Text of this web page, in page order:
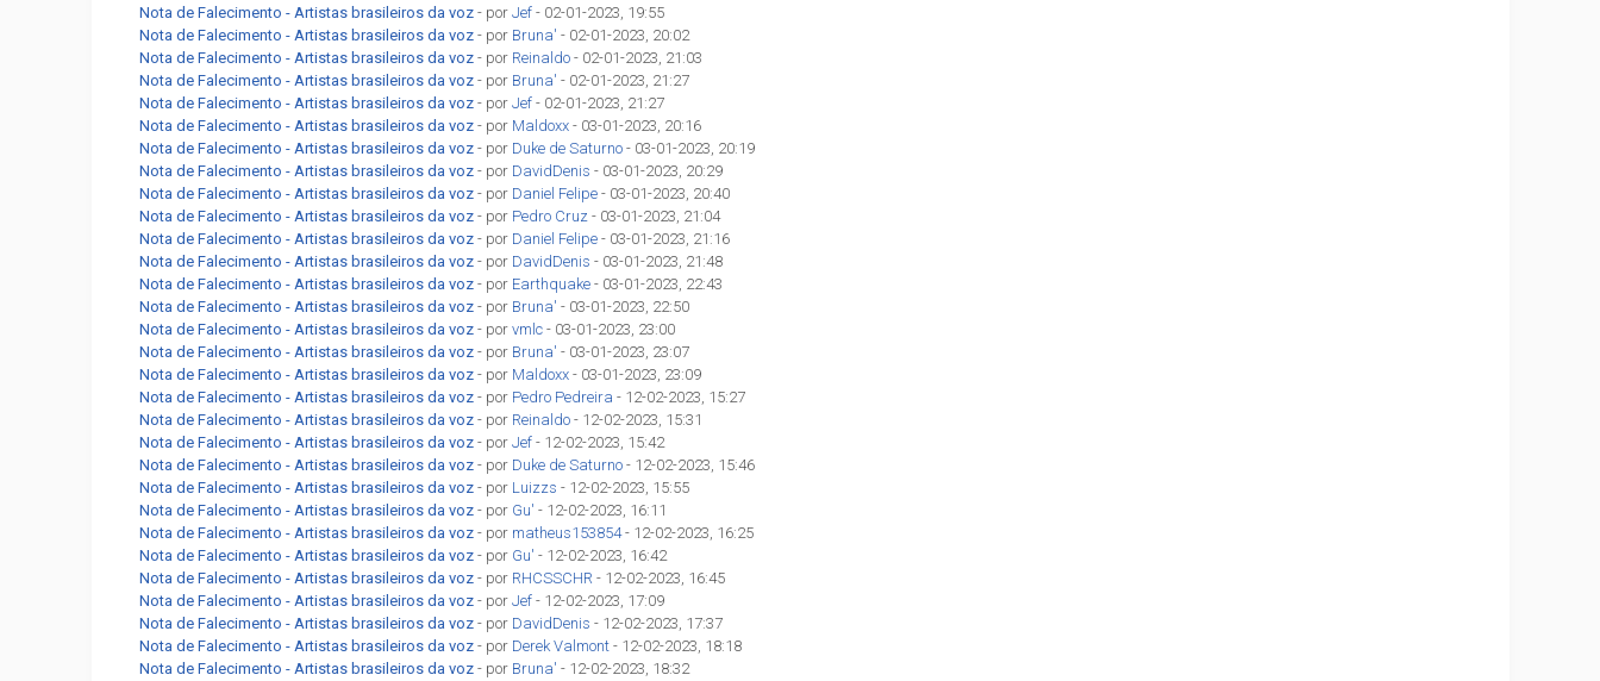
Nota de Falecimento - Artistas brasileiros da voz - porJef - 02-01-2023, 19:55
Nota de Falecimento - Artistas brasileiros da voz - por Bruna' - 02-01-2023, 20:02
Nota de Falecimento - Artistas brasileiros da voz - por Reinaldo - 02-01-2023, 21:03
Nota de Falecimento - Artistas brasileiros da voz - por Bruna' - 02-01-2023, 21:27
Nota de Falecimento - Artistas brasileiros da voz - porJef - 02-01-2023, 21:27
Nota de Falecimento - Artistas brasileiros da voz - por Maldoxx - 03-01-2023, 20:16
Nota de Falecimento - Artistas brasileiros da voz - por Duke de Saturno - 03-01-2023, 20:19
Nota de Falecimento - Artistas brasileiros da voz - por DavidDenis - 03-01-2023, 20:29
Nota de Falecimento - Artistas brasileiros da voz - por Daniel Felipe - 03-01-2023, 20:40
Nota de Falecimento - Artistas brasileiros da voz - por Pedro Cruz - 03-01-2023, 21:04
Nota de Falecimento - Artistas brasileiros da voz - por Daniel Felipe - 03-01-2023, 21:16
Nota de Falecimento - Artistas brasileiros da voz - por DavidDenis - 03-01-2023, 21:48
Nota de Falecimento - Artistas brasileiros da voz - por Earthquake - 03-01-2023, 22:43
Nota de Falecimento - Artistas brasileiros da voz - por Bruna' - 03-01-2023, 22:50
Nota de Falecimento - Artistas brasileiros da voz - porvmlc - 03-01-2023, 23:00
Nota de Falecimento - Artistas brasileiros da voz - por Bruna' - 03-01-2023, 23:07
Nota de Falecimento - Artistas brasileiros da voz - por Maldoxx - 03-01-2023, 23:09
Nota de Falecimento - Artistas brasileiros da voz - por Pedro Pedreira - 12-02-2023, 15:27
Nota de Falecimento - Artistas brasileiros da voz - por Reinaldo - 12-02-2023, 15:31
Nota de Falecimento - Artistas brasileiros da voz - porJef - 12-02-2023, 15:42
Nota de Falecimento - Artistas brasileiros da voz - por Duke de Saturno - 12-02-2023, 15:46
Nota de Falecimento - Artistas brasileiros da voz - por Luizzs - 12-02-2023, 15:55
Nota de Falecimento - Artistas brasileiros da voz - por Gu' - 12-02-2023, 16:11
Nota de Falecimento - Artistas brasileiros da voz - por matheus153854- 12-02-2023, 16:25
Nota de Falecimento - Artistas brasileiros da voz - por Gu' - 12-02-2023, 16:42
Nota de Falecimento - Artistas brasileiros da voz - por RHCSSCHR - 12-02-2023, 16:45
Nota de Falecimento - Artistas brasileiros da voz - porJef - 12-02-2023, 17:09
Nota de Falecimento - Artistas brasileiros da voz - por DavidDenis - 12-02-2023, 17:37
Nota de Falecimento - Artistas brasileiros da voz - por Derek Valmont - 12-02-2023, 18:18
Nota de Falecimento - Artistas brasileiros da voz - por Bruna' - 12-02-2023, 18:32